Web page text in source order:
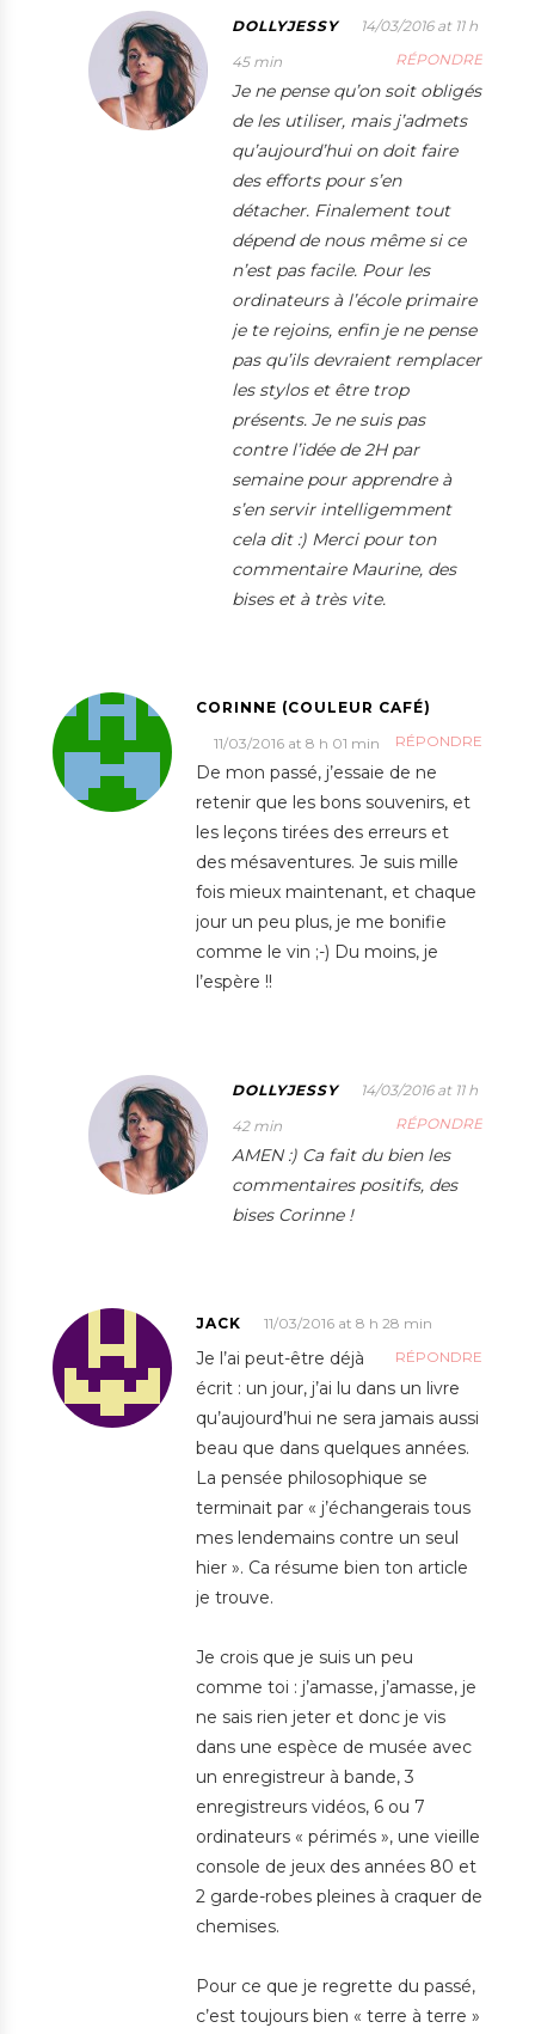
DOLLYJESSY
14/03/2016 at 11 h
45 min
RÉPONDRE
Je ne pense qu’on soit obligés
de les utiliser, mais j’admets
qu’aujourd’hui on doit faire
des efforts pour s’en
détacher. Finalement tout
dépend de nous même si ce
n’est pas facile. Pour les
ordinateurs à l’école primaire
je te rejoins, enfin je ne pense
pas qu’ils devraient remplacer
les stylos et être trop
présents. Je ne suis pas
contre l’idée de 2H par
semaine pour apprendre à
s’en servir intelligemment
cela dit :) Merci pour ton
commentaire Maurine, des
bises et à très vite.
CORINNE (COULEUR CAFÉ)
11/03/2016 at 8 h 01 min
RÉPONDRE
De mon passé, j’essaie de ne
retenir que les bons souvenirs, et
les leçons tirées des erreurs et
des mésaventures. Je suis mille
fois mieux maintenant, et chaque
jour un peu plus, je me bonifie
comme le vin ;-) Du moins, je
l’espère !!
DOLLYJESSY
14/03/2016 at 11 h
42 min
RÉPONDRE
AMEN :) Ca fait du bien les
commentaires positifs, des
bises Corinne !
JACK
11/03/2016 at 8 h 28 min
RÉPONDRE
Je l’ai peut-être déjà
écrit : un jour, j’ai lu dans un livre
qu’aujourd’hui ne sera jamais aussi
beau que dans quelques années.
La pensée philosophique se
terminait par « j’échangerais tous
mes lendemains contre un seul
hier ». Ca résume bien ton article
je trouve.
Je crois que je suis un peu
comme toi : j’amasse, j’amasse, je
ne sais rien jeter et donc je vis
dans une espèce de musée avec
un enregistreur à bande, 3
enregistreurs vidéos, 6 ou 7
ordinateurs « périmés », une vieille
console de jeux des années 80 et
2 garde-robes pleines à craquer de
chemises.
Pour ce que je regrette du passé,
c’est toujours bien « terre à terre »